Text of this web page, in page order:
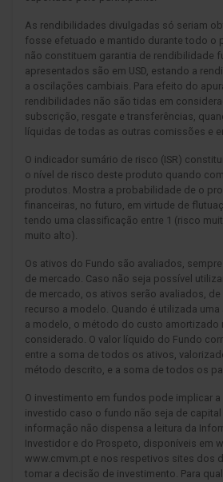
As rendibilidades divulgadas só seriam
fosse efetuado e mantido durante todo o
não constituem garantia de rendibilidade
apresentados são em USD, estando a
a oscilações cambiais. Para efeito do
rendibilidades não são tidas em
subscrição, resgate e transferências,
líquidas de todas as outras comissões e
O indicador sumário de risco (ISR)
o nível de risco deste produto quando
produtos. Mostra a probabilidade de o
financeiras, no futuro, em virtude de
tendo uma classificação entre 1 (risco
muito alto).
Os ativos do Fundo são avaliados,
de mercado. Caso não seja possível
de mercado, os ativos serão avaliados,
recurso a modelo. Quando é utilizada
a modelo, o método do custo amortizado
considerado. O valor líquido do Fundo
entre a soma de todos os ativos,
método descrito, e a soma de todos os
O investimento em fundos pode implicar a
investido caso o fundo não seja de capital
informação não dispensa a leitura da
Investidor e do Prospeto, disponíveis em
www.cmvm.pt e nos respetivos sites dos
tomar a decisão de investimento. Para